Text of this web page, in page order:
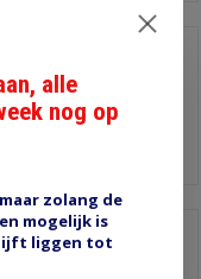
alle
nog op
zolang de
mogelijk is
liggen tot